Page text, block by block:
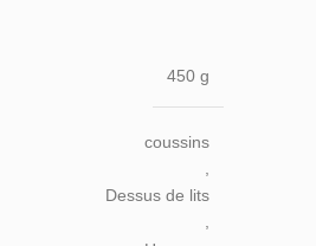
450 g
coussins
Dessus de lits
,